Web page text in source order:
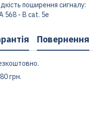
поширення сигналу:
568 - B cat. 5e
Повернення
грн.